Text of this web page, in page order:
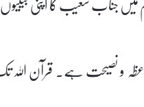
و نصیحت ہے۔ قرآن اللہ